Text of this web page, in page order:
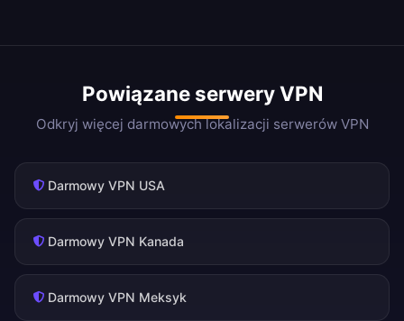
Powiązane serwery VPN
Odkryj więcej darmowych lokalizacji serwerów VPN
Darmowy VPN USA
Darmowy VPN Kanada
Darmowy VPN Meksyk